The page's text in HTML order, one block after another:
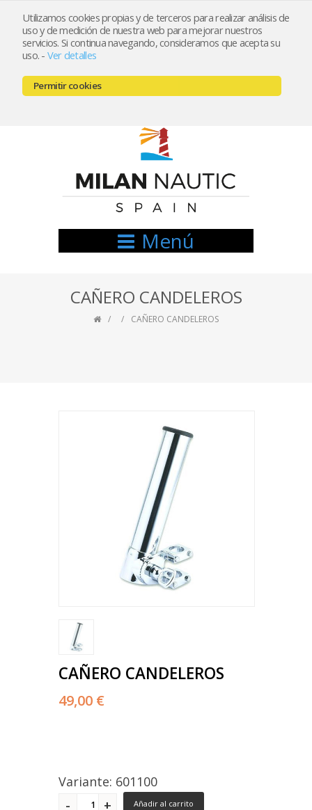
Utilizamos cookies propias y de terceros para realizar análisis de
uso y de medición de nuestra web para mejorar nuestros
servicios. Si continua navegando, consideramos que acepta su
uso. - Ver detalles
Permitir cookies
Registrarse Mi cuenta
666521122 // 654999333
Menú
CAÑERO CANDELEROS
CAÑERO CANDELEROS
CAÑERO CANDELEROS
49,00 €
Variante: 601100
Añadir al carrito